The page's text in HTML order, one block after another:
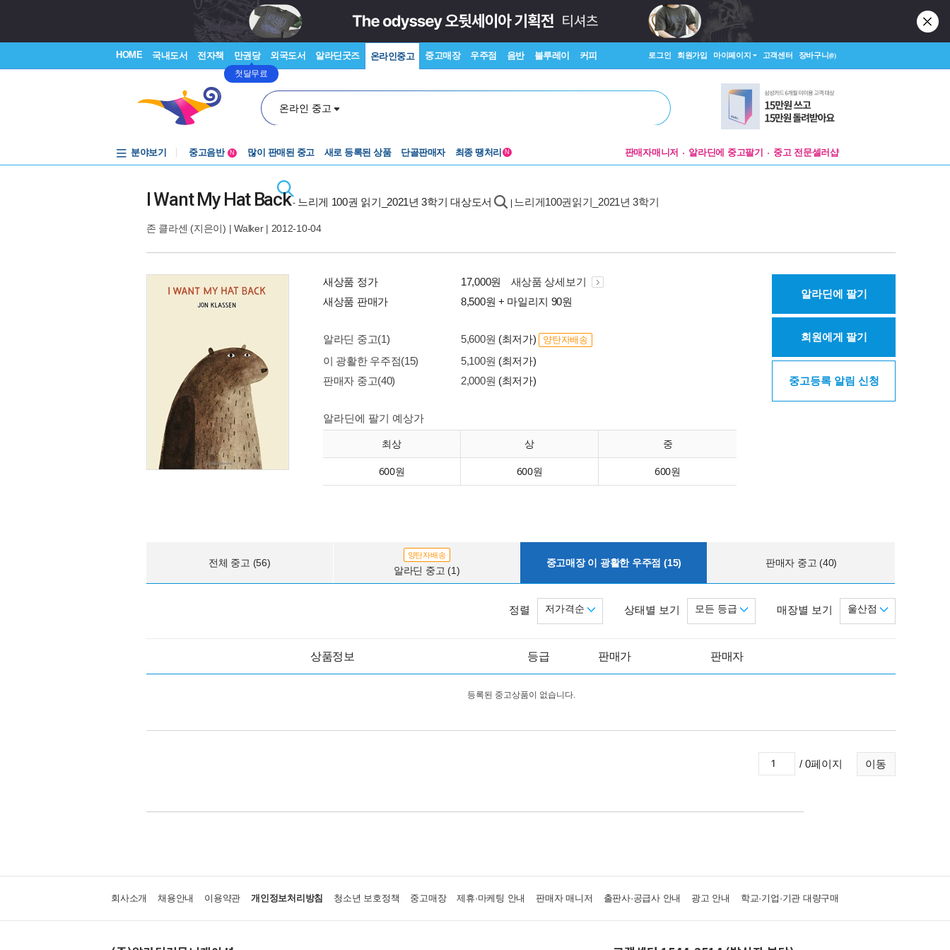
HOME 국내도서 전자책 만권당
첫달무료
외국도서 알라딘굿즈 온라인중고 중고매장 우주점 음반 블루레이 커피 로그인 회원가입 마이페이지 고객센터 장바구니(0)
온라인 중고
분야보기
중고음반
N 많이 판매된 중고 새로 등록된 상품 단골판매자 최종 땡처리 N 판매자매니저 알라딘에 중고팔기 중고 전문셀러샵
I Want My Hat Back- 느리게 100권 읽기_2021년 3학기 대상도서 느리게100권읽기_2021년 3학기
존 클라센 (지은이) |Walker| 2012-10-04
새상품 정가 17,000원
새상품 상세보기
새상품 판매가
8,500원 + 마일리지 90원
알라딘 중고(1) 5,600원 (최저가) 양탄자배송
이 광활한 우주점(15) 5,100원 (최저가)
판매자 중고(40)
2,000원 (최저가)
알라딘에 팔기 예상가
최상 상 중
600원 600원 600원
알라딘에 팔기
회원에게 팔기
중고등록 알림 신청
전체 중고 (56)
양탄자배송
알라딘 중고 (1)
중고매장 이 광활한 우주점 (15) 판매자 중고 (40)
매장별 보기 울산점
상태별 보기 모든 등급
정렬 저가격순
상품정보 등급 판매가 판매자
등록된 중고상품이 없습니다.
이동
/ 0페이지
회사소개 채용안내 이용약관 개인정보처리방침 청소년 보호정책 중고매장 제휴·마케팅 안내 판매자 매니저 출판사·공급사 안내 광고 안내 학교·기업·기관 대량구매